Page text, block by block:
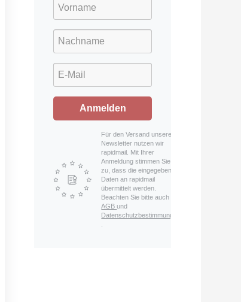
Anmelden
Für den Versand unserer
Newsletter nutzen wir
rapidmail. Mit Ihrer
Anmeldung stimmen Sie
zu, dass die eingegebenen
Daten an rapidmail
übermittelt werden.
Beachten Sie bitte auch die
AGBund
Datenschutzbestimmungen